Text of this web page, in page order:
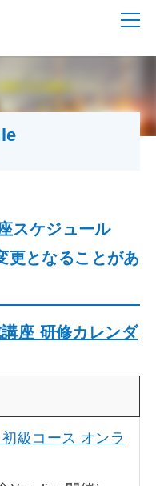
スケジュール
更となることがあ
座 研修カレンダ
級コース オンラ